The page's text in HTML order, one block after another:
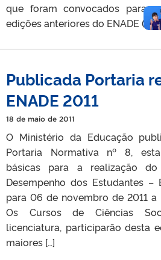
que foram convocados para
edições anteriores do ENADE
Publicada Portaria
ENADE 2011
18 de maio de 2011
O Ministério da Educação
Portaria Normativa nº 8,
básicas para a realização
Desempenho dos Estudantes –
para 06 de novembro de 2011 a
Os Cursos de Ciências
licenciatura, participarão desta
maiores […]